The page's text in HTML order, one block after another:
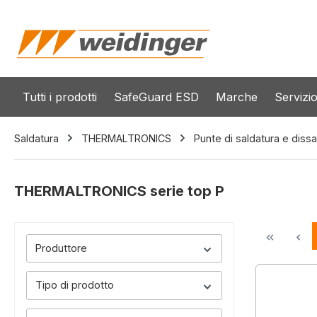
Tutti i prodotti SafeGuard ESD Marche
Saldatura THERMALTRONICS Punte di saldatura e
THERMALTRONICS serie top P
Produttore
Tipo di prodotto